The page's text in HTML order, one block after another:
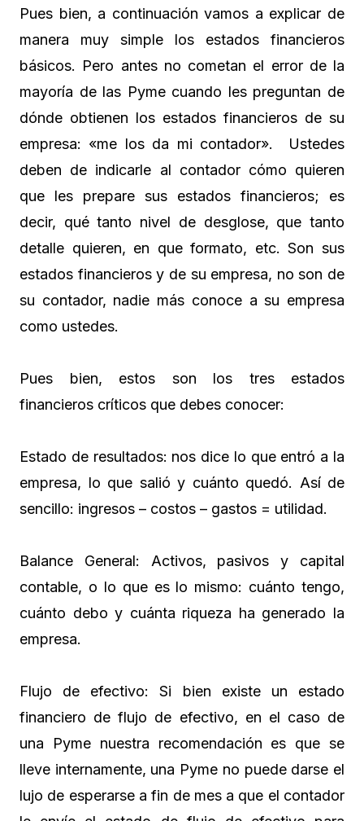
Pues bien, a continuación vamos a explicar de
manera muy simple los estados financieros
básicos. Pero antes no cometan el error de la
mayoría de las Pyme cuando les preguntan de
dónde obtienen los estados financieros de su
empresa: «me los da mi contador». Ustedes
deben de indicarle al contador cómo quieren
que les prepare sus estados financieros; es
decir, qué tanto nivel de desglose, que tanto
detalle quieren, en que formato, etc. Son sus
estados financieros y de su empresa, no son de
su contador, nadie más conoce a su empresa
como ustedes.
Pues bien, estos son los tres estados
financieros críticos que debes conocer:
Estado de resultados: nos dice lo que entró a la
empresa, lo que salió y cuánto quedó. Así de
sencillo: ingresos – costos – gastos = utilidad.
Balance General: Activos, pasivos y capital
contable, o lo que es lo mismo: cuánto tengo,
cuánto debo y cuánta riqueza ha generado la
empresa.
Flujo de efectivo: Si bien existe un estado
financiero de flujo de efectivo, en el caso de
una Pyme nuestra recomendación es que se
lleve internamente, una Pyme no puede darse el
lujo de esperarse a fin de mes a que el contador